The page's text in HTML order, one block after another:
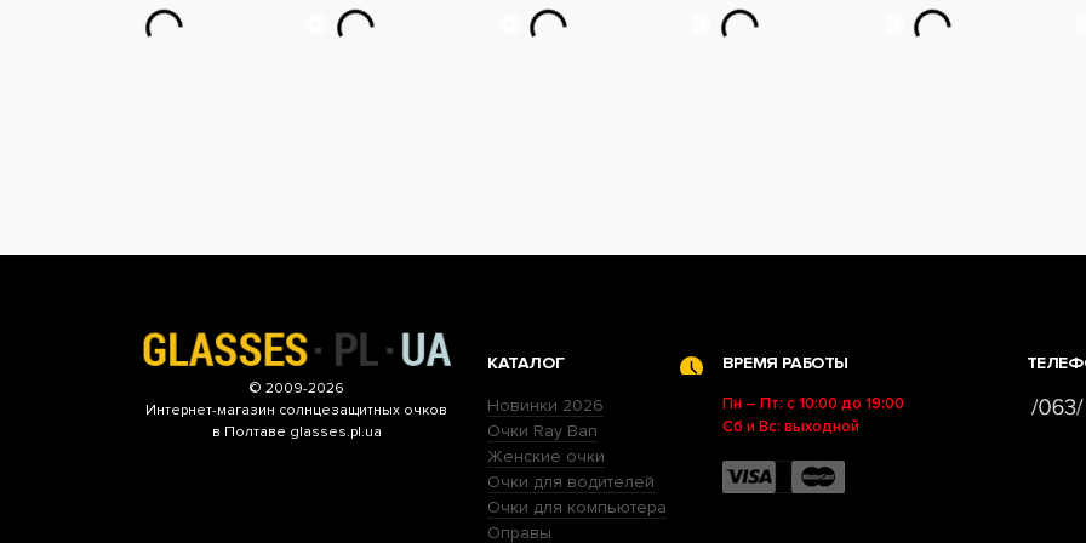
© 2009-2026
Интернет-магазин солнцезащитных очков
в Полтаве glasses.pl.ua
КАТАЛОГ
Новинки 2026
Очки Ray Ban
Женские очки
Очки для водителей
Очки для компьютера
Оправы
ВРЕМЯ РАБОТЫ
Пн – Пт: с 10:00 до 19:00
Сб и Вс: выходной